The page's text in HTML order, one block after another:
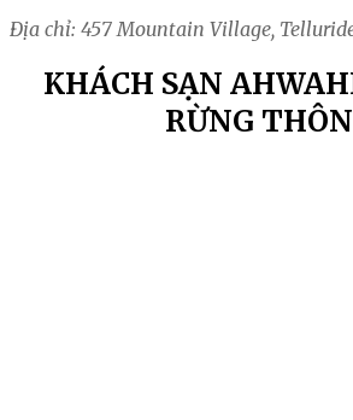
Địa chỉ: 457 Mountain Village,
KHÁCH SẠN
RỪNG